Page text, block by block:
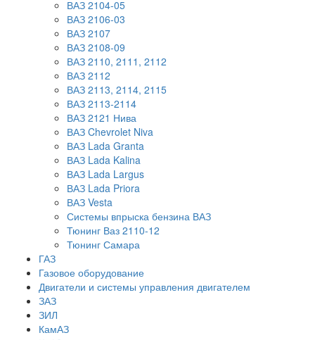
ВАЗ 2104-05
ВАЗ 2106-03
ВАЗ 2107
ВАЗ 2108-09
ВАЗ 2110, 2111, 2112
ВАЗ 2112
ВАЗ 2113, 2114, 2115
ВАЗ 2113-2114
ВАЗ 2121 Нива
ВАЗ Chevrolet Niva
ВАЗ Lada Granta
ВАЗ Lada Kalina
ВАЗ Lada Largus
ВАЗ Lada Priora
ВАЗ Vesta
Системы впрыска бензина ВАЗ
Тюнинг Ваз 2110-12
Тюнинг Самара
ГАЗ
Газовое оборудование
Двигатели и системы управления двигателем
ЗАЗ
ЗИЛ
КамАЗ